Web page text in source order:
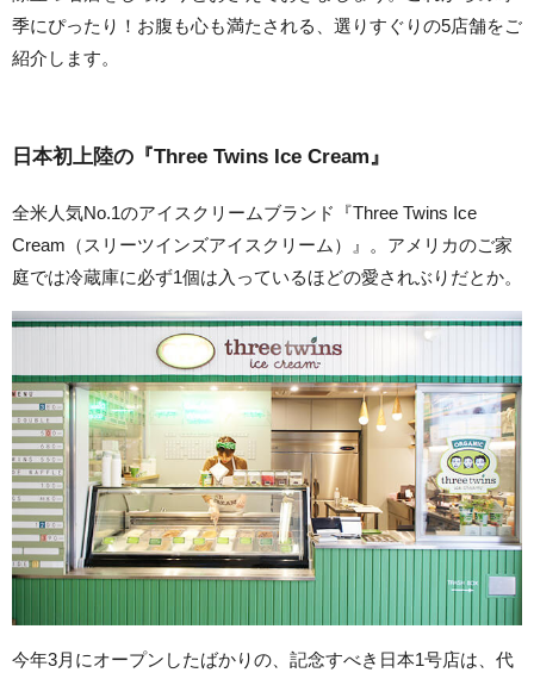
季にぴったり！お腹も心も満たされる、選りすぐりの5店舗をご
紹介します。
日本初上陸の『Three Twins Ice Cream』
全米人気No.1のアイスクリームブランド『Three Twins Ice
Cream（スリーツインズアイスクリーム）』。アメリカのご家
庭では冷蔵庫に必ず1個は入っているほどの愛されぶりだとか。
今年3月にオープンしたばかりの、記念すべき日本1号店は、代